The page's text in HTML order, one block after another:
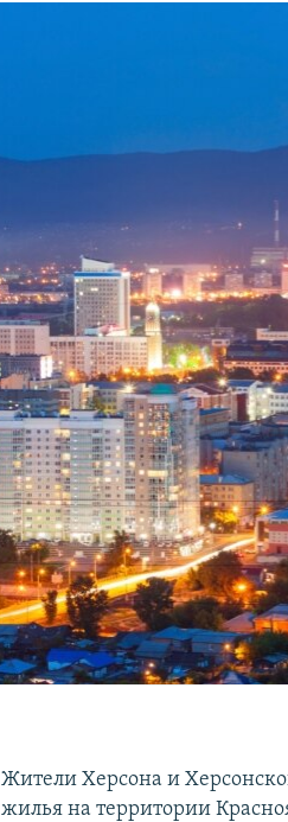
Жители Херсона и
жилья на территории